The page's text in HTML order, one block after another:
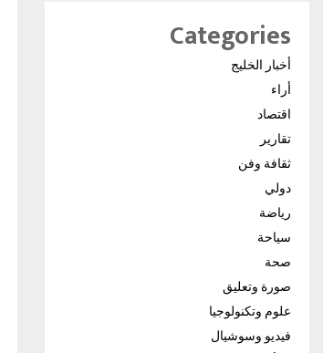
Categories
أخبار الخليج
أراء
اقتصاد
تقارير
ثقافة وفن
دولي
رياضة
سياحة
صحة
صورة وتعليق
علوم وتكنولوجيا
فيديو وسوشيال